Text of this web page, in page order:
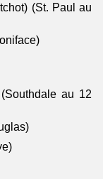
(St. Paul au
au 12